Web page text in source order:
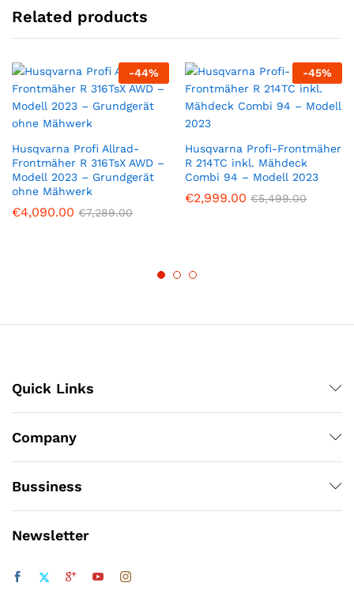
Related products
-44%
Husqvarna Profi Allrad-
Frontmäher R 316TsX AWD –
Modell 2023 – Grundgerät
ohne Mähwerk
€4,090.00 €7,289.00
-45%
Husqvarna Profi-Frontmäher
R 214TC inkl. Mähdeck
Combi 94 – Modell 2023
€2,999.00 €5,499.00
Quick Links
Company
Bussiness
Newsletter